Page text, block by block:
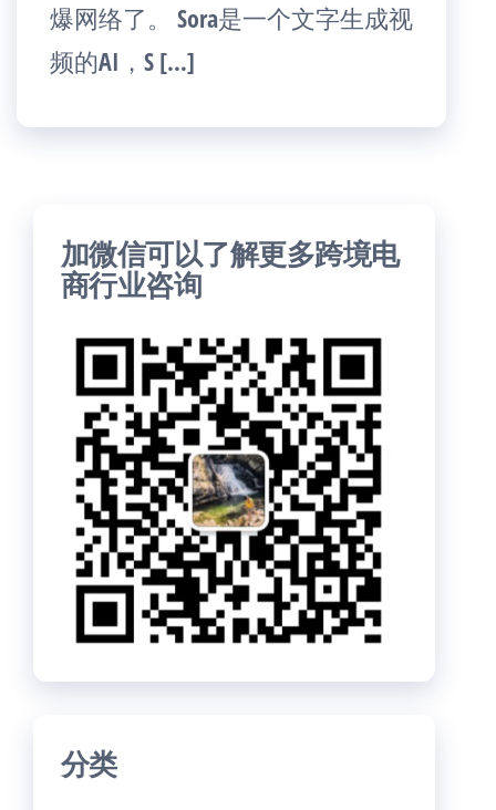
爆网络了。 Sora是一个文字生成视
频的AI，S […]
加微信可以了解更多跨境电
商行业咨询
分类